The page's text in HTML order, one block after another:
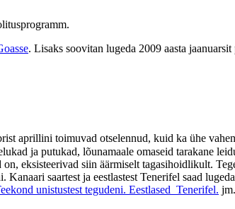
. Lisaks soovitan lugeda 2009 aasta
aprillini toimuvad otselennud, kuid ka ühe
ja putukad, lõunamaale omaseid tarakane
eksisteerivad siin äärmiselt tagasihoidlikult.
saartest ja eestlastest Tenerifel saad
unistustest tegudeni. Eestlased Tenerifel.